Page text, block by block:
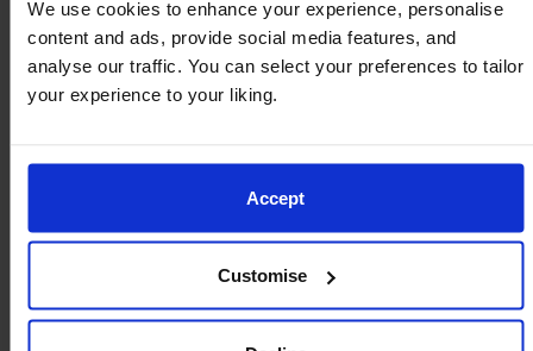
We use cookies to enhance your experience, personalise
content and ads, provide social media features, and
analyse our traffic. You can select your preferences to tailor
your experience to your liking.
Accept
Customise
En las últimas tres décadas, Barcelona se ha
posicionado como la tercera ciudad del mundo